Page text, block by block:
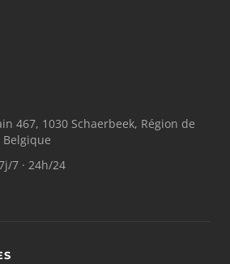
467, 1030 Schaerbeek, Région de
7 · 24h/24